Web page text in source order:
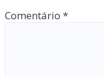
Comentário *